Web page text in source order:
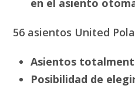
en el asiento
56 asientos United
Asientos
Posibilidad de